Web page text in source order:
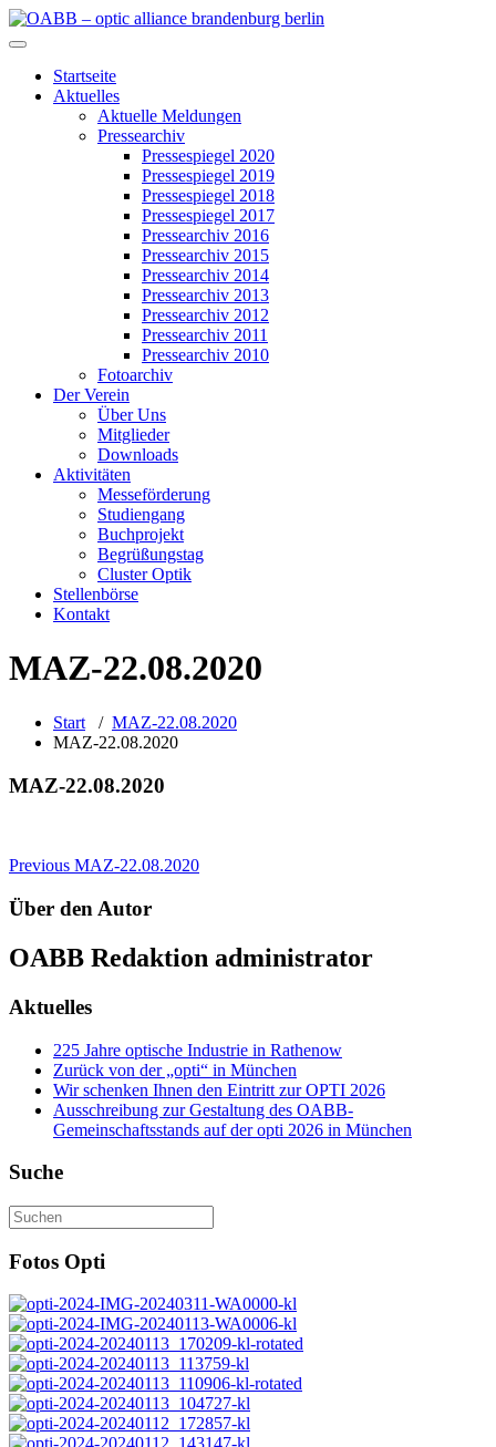
Zum
Inhalt
OABB – optic alliance brandenburg berlin
Startseite
Aktuelles
Aktuelle Meldungen
Pressearchiv
Pressespiegel 2020
Pressespiegel 2019
Pressespiegel 2018
Pressespiegel 2017
Pressearchiv 2016
Pressearchiv 2015
Pressearchiv 2014
Pressearchiv 2013
Pressearchiv 2012
Pressearchiv 2011
Pressearchiv 2010
Fotoarchiv
Der Verein
Über Uns
Mitglieder
Downloads
Aktivitäten
Messeförderung
Studiengang
Buchprojekt
Begrüßungstag
Cluster Optik
Stellenbörse
Kontakt
MAZ-22.08.2020
Start / MAZ-22.08.2020
MAZ-22.08.2020
MAZ-22.08.2020
Beitragsnavigation
Previous MAZ-22.08.2020
Über den Autor
OABB Redaktion administrator
Aktuelles
225 Jahre optische Industrie in Rathenow
Zurück von der „opti“ in München
Wir schenken Ihnen den Eintritt zur OPTI 2026
Ausschreibung zur Gestaltung des OABB-
Gemeinschaftsstands auf der opti 2026 in München
Suche
Fotos Opti